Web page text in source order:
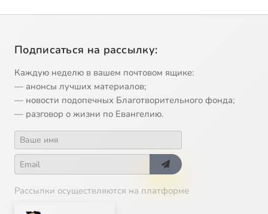
Подписаться на рассылку:
Каждую неделю в вашем почтовом ящике:
— анонсы лучших материалов;
— новости подопечных Благотворительного фонда;
— разговор о жизни по Евангелию.
Рассылки осуществляются на платформе